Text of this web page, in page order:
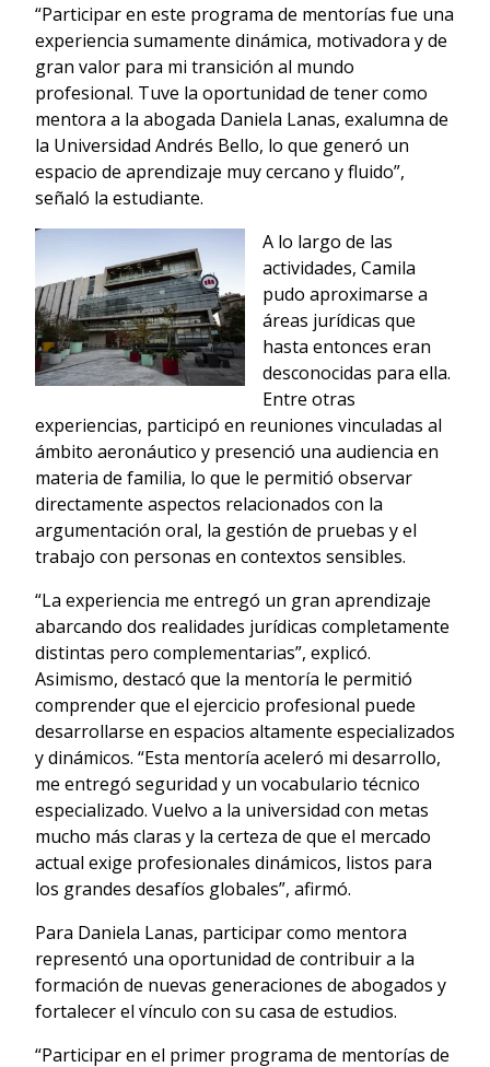
“Participar en este programa de mentorías fue una
experiencia sumamente dinámica, motivadora y de
gran valor para mi transición al mundo
profesional. Tuve la oportunidad de tener como
mentora a la abogada Daniela Lanas, exalumna de
la Universidad Andrés Bello, lo que generó un
espacio de aprendizaje muy cercano y fluido”,
señaló la estudiante.
A lo largo de las
actividades, Camila
pudo aproximarse a
áreas jurídicas que
hasta entonces eran
desconocidas para ella.
Entre otras
experiencias, participó en reuniones vinculadas al
ámbito aeronáutico y presenció una audiencia en
materia de familia, lo que le permitió observar
directamente aspectos relacionados con la
argumentación oral, la gestión de pruebas y el
trabajo con personas en contextos sensibles.
“La experiencia me entregó un gran aprendizaje
abarcando dos realidades jurídicas completamente
distintas pero complementarias”, explicó.
Asimismo, destacó que la mentoría le permitió
comprender que el ejercicio profesional puede
desarrollarse en espacios altamente especializados
y dinámicos. “Esta mentoría aceleró mi desarrollo,
me entregó seguridad y un vocabulario técnico
especializado. Vuelvo a la universidad con metas
mucho más claras y la certeza de que el mercado
actual exige profesionales dinámicos, listos para
los grandes desafíos globales”, afirmó.
Para Daniela Lanas, participar como mentora
representó una oportunidad de contribuir a la
formación de nuevas generaciones de abogados y
fortalecer el vínculo con su casa de estudios.
“Participar en el primer programa de mentorías de